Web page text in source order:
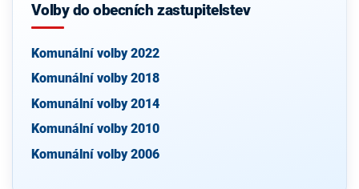
Volby do obecních zastupitelstev
Komunální volby 2022
Komunální volby 2018
Komunální volby 2014
Komunální volby 2010
Komunální volby 2006